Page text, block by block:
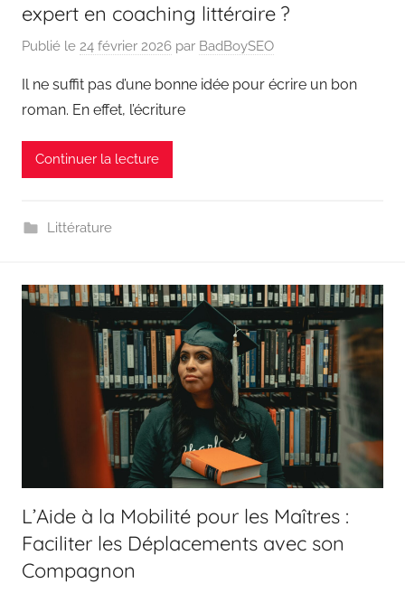
expert en coaching littéraire ?
Publié le 24 février 2026 par BadBoySEO
Il ne suffit pas d’une bonne idée pour écrire un bon
roman. En effet, l’écriture
Continuer la lecture
Littérature
L’Aide à la Mobilité pour les Maîtres :
Faciliter les Déplacements avec son
Compagnon